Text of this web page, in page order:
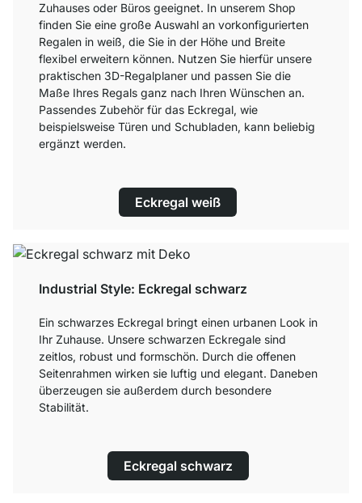
Zuhauses oder Büros geeignet. In unserem Shop
finden Sie eine große Auswahl an vorkonfigurierten
Regalen in weiß, die Sie in der Höhe und Breite
flexibel erweitern können. Nutzen Sie hierfür unsere
praktischen 3D-Regalplaner und passen Sie die
Maße Ihres Regals ganz nach Ihren Wünschen an.
Passendes Zubehör für das Eckregal, wie
beispielsweise Türen und Schubladen, kann beliebig
ergänzt werden.
Eckregal weiß
Industrial Style: Eckregal schwarz
Ein schwarzes Eckregal bringt einen urbanen Look in
Ihr Zuhause. Unsere schwarzen Eckregale sind
zeitlos, robust und formschön. Durch die offenen
Seitenrahmen wirken sie luftig und elegant. Daneben
überzeugen sie außerdem durch besondere
Stabilität.
Eckregal schwarz